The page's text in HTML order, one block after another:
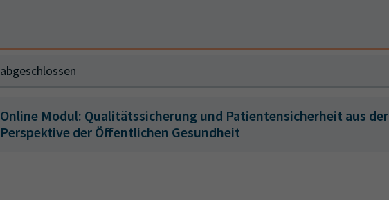
Online Modul: Qualitätssicherung und Patientensicherheit aus der
Perspektive der Öffentlichen Gesundheit
abgeschlossen